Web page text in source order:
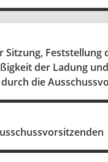
Sitzung, Feststellung
der Ladung
die